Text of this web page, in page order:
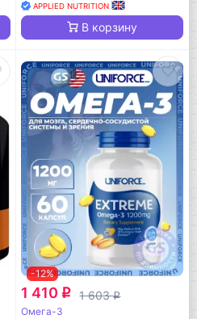
APPLIED NUTRITION
В корзину
-12%
1 410 q 1 603q
Омега-3